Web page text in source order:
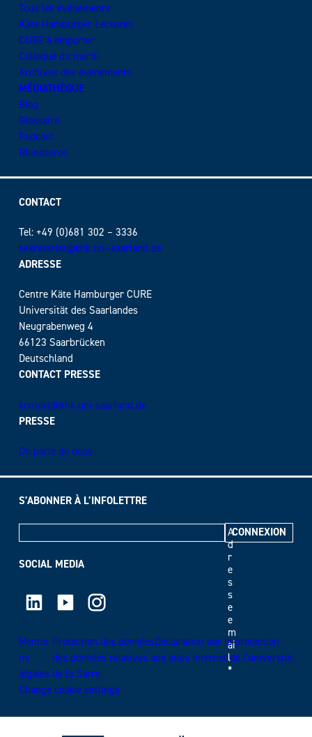
Tous les événements
Käte Hamburger Lectures
CURE à emporter
Colloque du mardi
Archives des événements
MÉDIATHÈQUE
Blog
Glossaire
Podcast
Rhinozeros
CONTACT
Tel: +49 (0)681 302 – 3336
sekretariat@khk.uni-saarland.de
ADRESSE
Centre Käte Hamburger CURE
Universität des Saarlandes
Neugrabenweg 4
66123 Saarbrücken
Deutschland
CONTACT PRESSE
kontakt@khk.uni-saarland.de
PRESSE
On parle de nous
S’ABONNER À L’INFOLETTRE
A
d
r
e
s
s
e
e
m
ai
l
*
SOCIAL MEDIA
LinkedIn Youtube Instagram
Mentio
ns
légales
Protection des donnéesDéclaration sur la protection
des données relatives aux sites internet de l’université
de la Sarre
Change cookie settings